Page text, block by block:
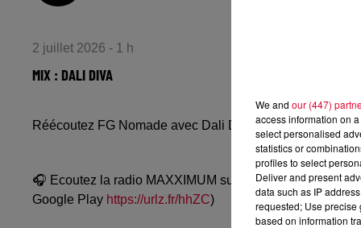
2 juillet 2026 - 1 h
MIX : DALI DIVA
Réécoutez FG Nomade avec Dali Diva du mercredi 1er
🎧 Ecoutez la radio MAXXIMUM sur
www.radiofg.com/
Google Play https://urlz.fr/hhZC)
We and our (447)
access information on
select personalised
statistics or
profiles to select
Deliver and present
data such as IP
requested; Use precise
based on information